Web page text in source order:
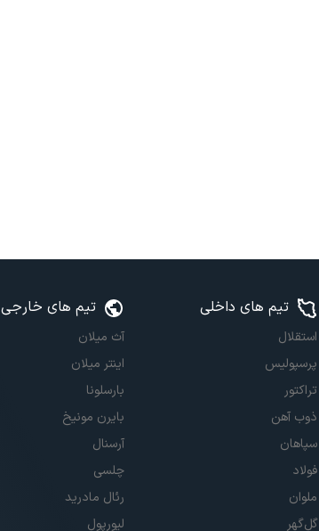
تیم های داخلی
استقلال
پرسپولیس
تراکتور
ذوب آهن
سپاهان
فولاد
ملوان
گل‌گهر
تیم های خارجی
آث میلان
اینتر میلان
بارسلونا
بایرن مونیخ
آرسنال
چلسی
رئال مادرید
لیورپول